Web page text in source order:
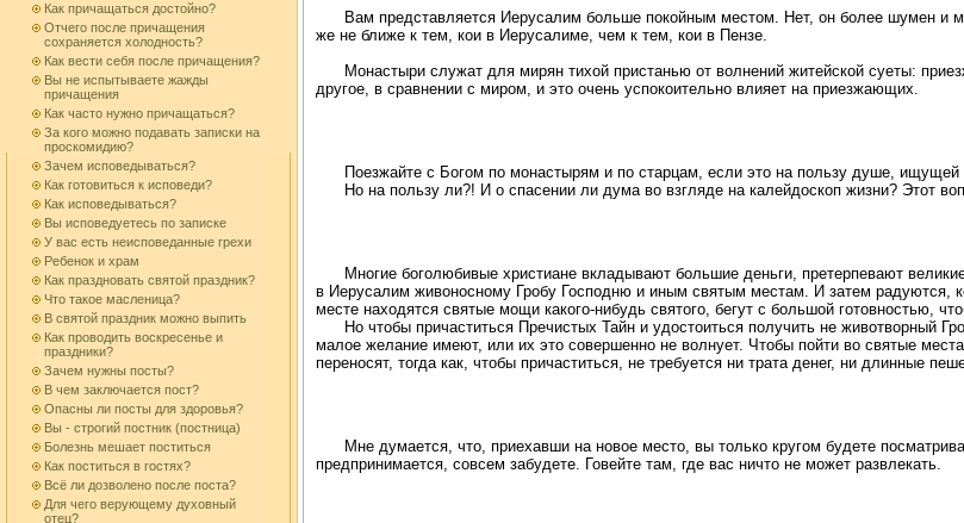
Как причащаться достойно?
Отчего после причащения
сохраняется холодность?
Как вести себя после причащения?
Вы не испытываете жажды
причащения
Как часто нужно причащаться?
За кого можно подавать записки на
проскомидию?
Зачем исповедываться?
Как готовиться к исповеди?
Как исповедываться?
Вы исповедуетесь по записке
У вас есть неисповеданные грехи
Ребенок и храм
Как праздновать святой праздник?
Что такое масленица?
В святой праздник можно выпить
Как проводить воскресенье и
праздники?
Зачем нужны посты?
В чем заключается пост?
Опасны ли посты для здоровья?
Вы - строгий постник (постница)
Болезнь мешает поститься
Как поститься в гостях?
Всё ли дозволено после поста?
Для чего верующему духовный
отец?
Вам представляется Иерусалим больше покойным местом. Нет, он более шумен и
же не ближе к тем, кои в Иерусалиме, чем к тем, кои в Пензе.
Монастыри служат для мирян тихой пристанью от волнений житейской суеты:
другое, в сравнении с миром, и это очень успокоительно влияет на приезжающих.
Поезжайте с Богом по монастырям и по старцам, если это на пользу душе, ищущей
Но на пользу ли?! И о спасении ли дума во взгляде на калейдоскоп жизни? Этот
Многие боголюбивые христиане вкладывают большие деньги, претерпевают
в Иерусалим живоносному Гробу Господню и иным святым местам. И затем радуются,
месте находятся святые мощи какого-нибудь святого, бегут с большой готовностью,
Но чтобы причаститься Пречистых Тайн и удостоиться получить не животворный
малое желание имеют, или их это совершенно не волнует. Чтобы пойти во святые
переносят, тогда как, чтобы причаститься, не требуется ни трата денег, ни длинные
Мне думается, что, приехавши на новое место, вы только кругом будете
предпринимается, совсем забудете. Говейте там, где вас ничто не может развлекать.